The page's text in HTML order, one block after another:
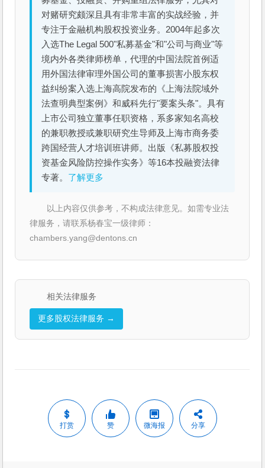
对赌研究颇深且具有非常丰富的实战经验，并
专注于金融机构股权投资业务。2004年起多次
入选The Legal 500"私募基金"和"公司与商业"等
境内外各类律师榜单，代理的中国法院首例适
用外国法律审理外国公司的董事损害小股东权
益纠纷案入选上海高院发布的《上海法院域外
法查明典型案例》和威科先行"要案头条"。具有
上市公司独立董事任职资格，系多家知名高校
的兼职教授或兼职研究生导师及上海市商务委
跨国经营人才培训班讲师。出版《私募股权投
资基金风险防控操作实务》等16本投融资法律
专著。 了解更多
以上内容仅供参考，不构成法律意见。如需专业法
律服务，请联系杨春宝一级律师：
chambers.yang@dentons.cn
相关法律服务
更多股权法律服务 →
打赏 赞 微海报 分享